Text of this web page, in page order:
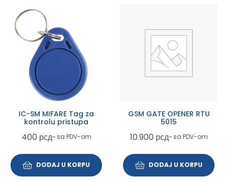
IC-SM MIFARE Tag za
kontrolu pristupa
400 рсд~ sa PDV-om
DODAJ U KORPU
GSM GATE OPENER RTU
5015
10.900 рсд~ sa PDV-om
DODAJ U KORPU